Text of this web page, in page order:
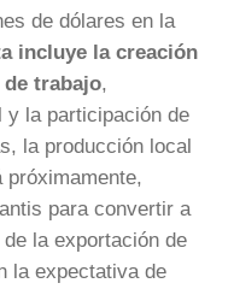
de dólares en la
incluye la creación
de trabajo,
y la participación de
la producción local
próximamente,
para convertir a
la exportación de
la expectativa de